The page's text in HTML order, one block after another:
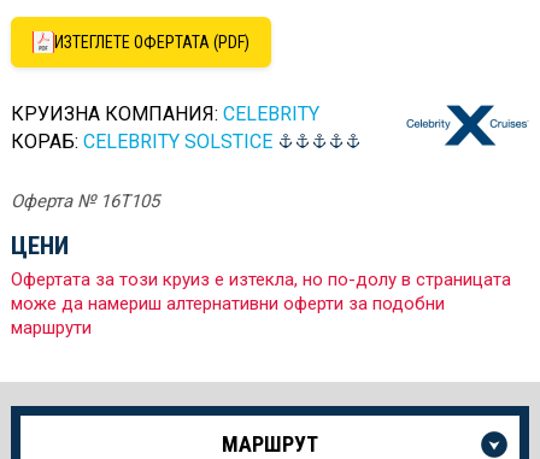
ИЗТЕГЛЕТЕ ОФЕРТАТА (PDF)
КРУИЗНА КОМПАНИЯ: CELEBRITY
КОРАБ: CELEBRITY SOLSTICE
Оферта № 16T105
ЦЕНИ
Офертата за този круиз е изтекла, но по-долу в страницата
може да намериш алтернативни оферти за подобни
маршрути
Още
МАРШРУТ